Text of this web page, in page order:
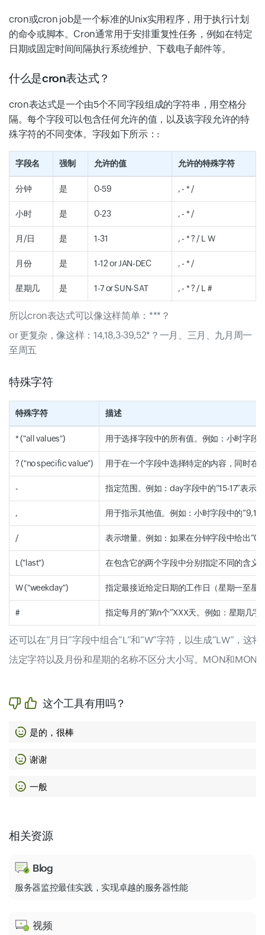
cron或cron job是一个标准的Unix实用程序，用于执行计划
的命令或脚本。Cron通常用于安排重复性任务，例如在特定
日期或固定时间间隔执行系统维护、下载电子邮件等。
什么是cron表达式？
cron表达式是一个由5个不同字段组成的字符串，用空格分
隔。每个字段可以包含任何允许的值，以及该字段允许的特
殊字符的不同变体。字段如下所示：:
所以cron表达式可以像这样简单：***？
or 更复杂，像这样：14,18,3-39,52*？一月、三月、九月周一
至周五
字段名 强制 允许的值 允许的特殊字符
分钟 是 0-59 , - * /
小时 是 0-23 , - * /
月/日 是 1-31 , - * ? / L W
月份 是 1-12 or JAN-DEC , - * /
星期几 是 1-7 or SUN-SAT , - * ? / L #
特殊字符
还可以在“月日”字段中组合“L”和“W”字符，以生成“LW”，这
法定字符以及月份和星期的名称不区分大小写。MON和MON
特殊字符 描述
* ("all values") 用于选择字段中的所有值。例如：小时字段
? ("no specific value") 用于在一个字段中选择特定的内容，同时在
- 指定范围。例如：day字段中的“15-17”表示
, 用于指示其他值。例如：小时字段中的
/ 表示增量。例如：如果在分钟字段中给出
L("last") 在包含它的两个字段中分别指定不同的含义
W ("weekday") 指定最接近给定日期的工作日（星期一至星
# 指定每月的“第n个”XXX天。例如：星期几
这个工具有用吗？
是的，很棒
谢谢
一般
相关资源
Blog
服务器监控最佳实践，实现卓越的服务器性能
视频